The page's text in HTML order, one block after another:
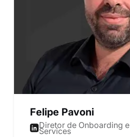
Felipe Pavoni
Diretor de Onboarding
Services